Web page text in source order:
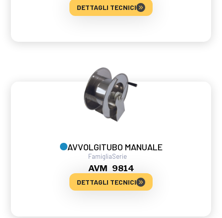
DETTAGLI TECNICI
AVVOLGITUBO MANUALE
Famiglia
AVM
Serie
9814
DETTAGLI TECNICI